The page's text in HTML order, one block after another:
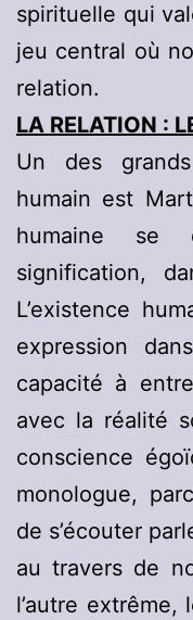
spirituelle qui
jeu central où
relation.
LA RELATION :
Un des
humain est
humaine se
signification,
L’existence
expression
capacité à
avec la réalité
conscience
monologue,
de s’écouter
au travers de
l’autre extrême,